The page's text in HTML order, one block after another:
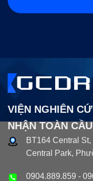
VIỆN NGHIÊN
NHẬN TOÀN CẦU
BT164 Central
Central Park,
0904.889.859 -